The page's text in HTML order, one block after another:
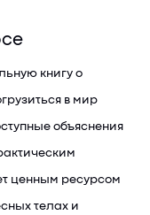
книгу о
в мир
объяснения
ценным ресурсом
телах и